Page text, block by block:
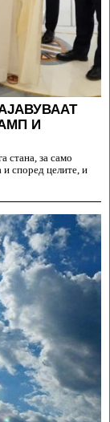
И
стана, за само
според целите, и